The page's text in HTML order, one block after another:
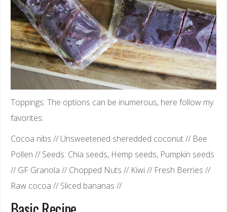
Toppings: The options can be inumerous, here follow my
favorites:
Cocoa nibs // Unsweetened sheredded coconut // Bee
Pollen // Seeds: Chia seeds, Hemp seeds, Pumpkin seeds
// GF Granola // Chopped Nuts // Kiwi // Fresh Berries //
Raw cocoa // Sliced bananas //